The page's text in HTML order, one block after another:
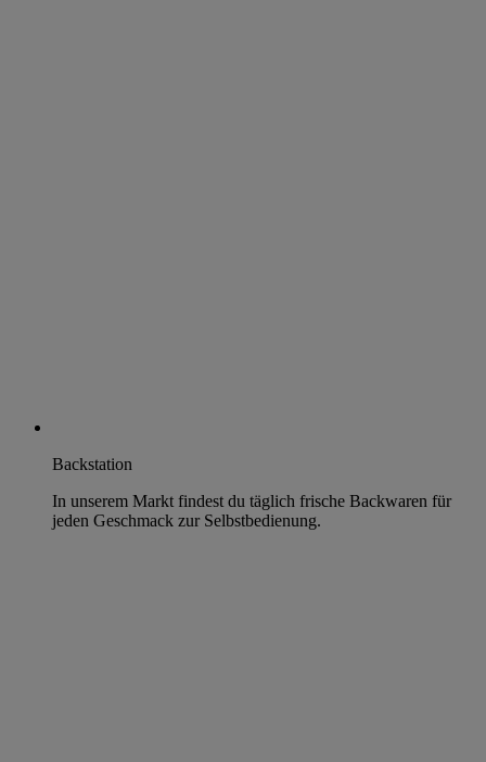
Backstation
In unserem Markt findest du täglich frische Backwaren für
jeden Geschmack zur Selbstbedienung.